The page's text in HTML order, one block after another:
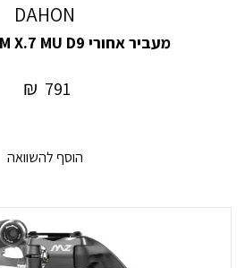
DAHON
מעביר אחורי DAHON SRAM X.7 MU D9
791
₪
הוסף להשוואה